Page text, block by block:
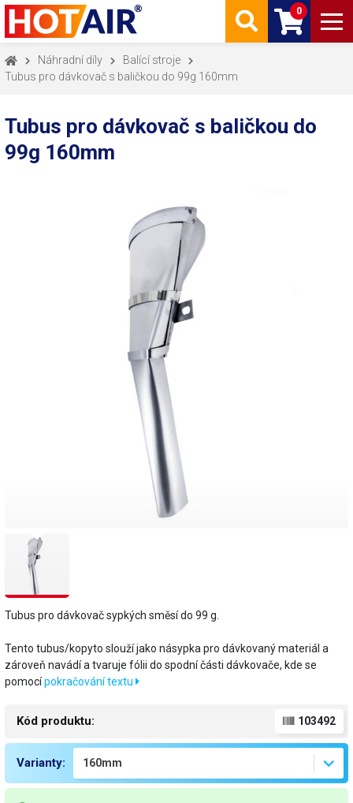
0
Náhradní díly
Balící stroje
Tubus pro dávkovač s baličkou do 99g 160mm
Tubus pro dávkovač s baličkou do
99g 160mm
Tubus pro dávkovač sypkých směsí do 99 g.
Tento tubus/kopyto slouží jako násypka pro dávkovaný materiál a
zároveň navádí a tvaruje fólii do spodní části dávkovače, kde se
pomocípokračování textu
Kód produktu: 103492
Varianty: